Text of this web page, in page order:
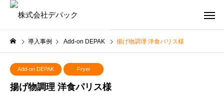
導入事例 Add-on DEPAK 揚げ物調理 洋食パリス様
Add-on DEPAK Fryer
揚げ物調理 洋食パリス様